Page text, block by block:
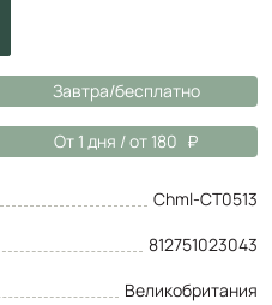
Завтра/бесплатно
От 1 дня / от 180
Chml-CT0513
812751023043
Великобритания